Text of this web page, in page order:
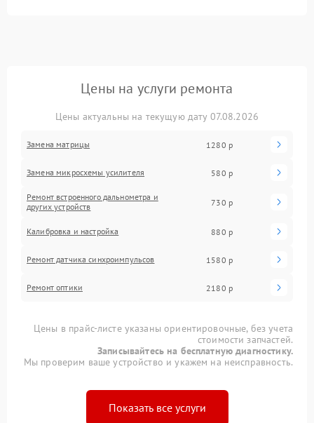
Цены на услуги ремонта
Цены актуальны на текущую дату 07.08.2026
Замена матрицы 1280 р
Замена микросхемы усилителя 580 р
Ремонт встроенного дальнометра и
других устройств
730 р
Калибровка и настройка 880 р
Ремонт датчика синхроимпульсов 1580 р
Ремонт оптики 2180 р
Цены в прайс-листе указаны ориентировочные, без учета
стоимости запчастей.
Записывайтесь на бесплатную диагностику.
Мы проверим ваше устройство и укажем на неисправность.
Показать все услуги